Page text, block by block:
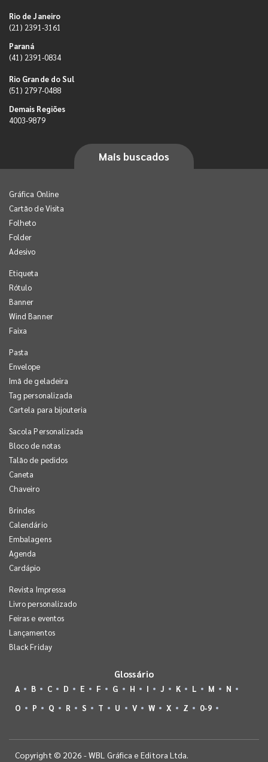
Rio de Janeiro
(21) 2391-3161
Paraná
(41) 2391-0834
Rio Grande do Sul
(51) 2797-0488
Demais Regiões
4003-9879
Mais buscados
Gráfica Online
Cartão de Visita
Folheto
Folder
Adesivo
Etiqueta
Rótulo
Banner
Wind Banner
Faixa
Pasta
Envelope
Imã de geladeira
Tag personalizada
Cartela para bijouteria
Sacola Personalizada
Bloco de notas
Talão de pedidos
Caneta
Chaveiro
Brindes
Calendário
Embalagens
Agenda
Cardápio
Revista Impressa
Livro personalizado
Feiras e eventos
Lançamentos
Black Friday
Glossário
A B C D E F G H I J K L M
N
O
P Q R S T U V W X Z 0-9
Copyright © 2026 - WBL Gráfica e Editora Ltda.